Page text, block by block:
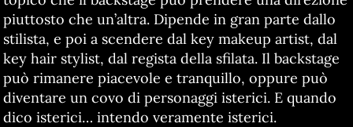
piuttosto che un’altra. Dipende in gran parte dallo
stilista, e poi a scendere dal key makeup artist, dal
key hair stylist, dal regista della sfilata. Il backstage
può rimanere piacevole e tranquillo, oppure può
diventare un covo di personaggi isterici. E quando
dico isterici… intendo veramente isterici.